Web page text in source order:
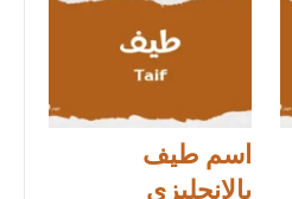
اسم طيف
بالإنجليزي